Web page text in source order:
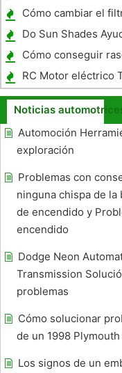
Cómo cambiar el
Acura Tl
Do Sun Shades
Cómo conseguir
puerta de coche
RC Motor eléctrico
Noticias
Automoción
exploración
Problemas con
ninguna chispa de la
de encendido y
encendido
Dodge Neon
Transmission
problemas
Cómo solucionar
de un 1998
Los signos de un